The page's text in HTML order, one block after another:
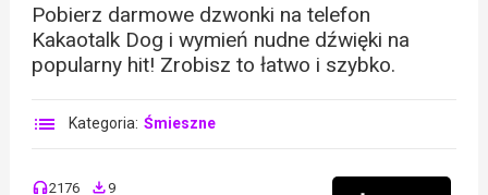
Pobierz darmowe dzwonki na telefon
Kakaotalk Dog i wymień nudne dźwięki na
popularny hit! Zrobisz to łatwo i szybko.
Kategoria: Śmieszne
2176 9